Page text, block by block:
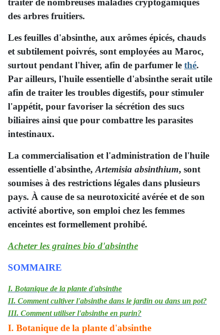
traiter de nombreuses maladies cryptogamiques
des arbres fruitiers.
Les feuilles d'absinthe, aux arômes épicés, chauds
et subtilement poivrés, sont employées au Maroc,
surtout pendant l'hiver, afin de parfumer le thé.
Par ailleurs, l'huile essentielle d'absinthe serait utile
afin de traiter les troubles digestifs, pour stimuler
l'appétit, pour favoriser la sécrétion des sucs
biliaires ainsi que pour combattre les parasites
intestinaux.
La commercialisation et l'administration de l'huile
essentielle d'absinthe, Artemisia absinthium, sont
soumises à des restrictions légales dans plusieurs
pays. À cause de sa neurotoxicité avérée et de son
activité abortive, son emploi chez les femmes
enceintes est formellement prohibé.
Acheter les graines bio d'absinthe
SOMMAIRE
I. Botanique de la plante d'absinthe
II. Comment cultiver l'absinthe dans le jardin ou dans un pot?
III. Comment utiliser l'absinthe en purin?
I. Botanique de la plante d'absinthe